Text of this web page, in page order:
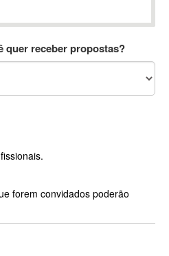
quer receber propostas?
forem convidados poderão